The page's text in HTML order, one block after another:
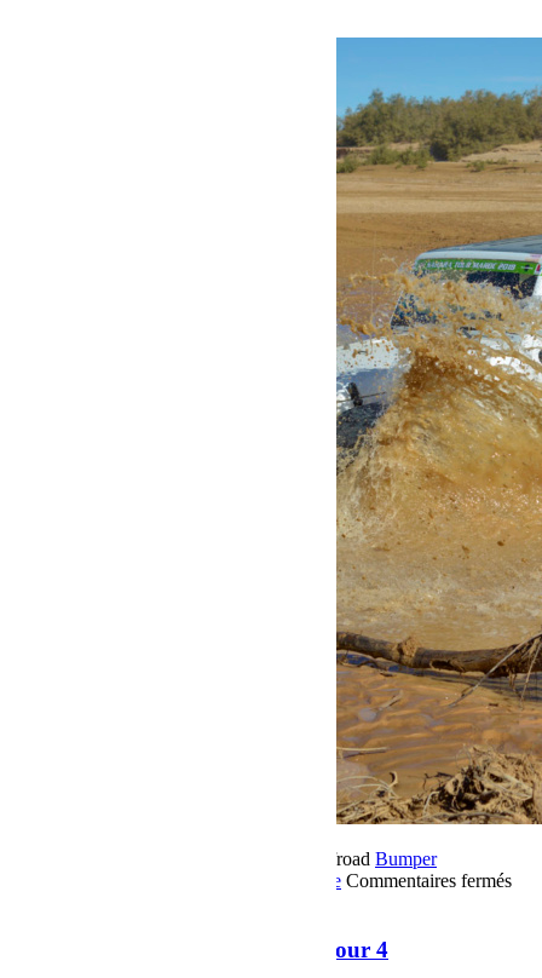
Par Martial BumperOffroad Bumper
Voyage Commentaires fermés
Raid Sahara Tour Maroc 2018 Jour 4